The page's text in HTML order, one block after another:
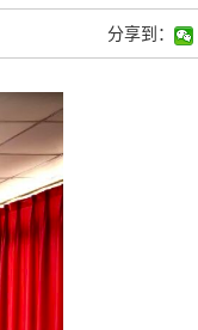
分享到：